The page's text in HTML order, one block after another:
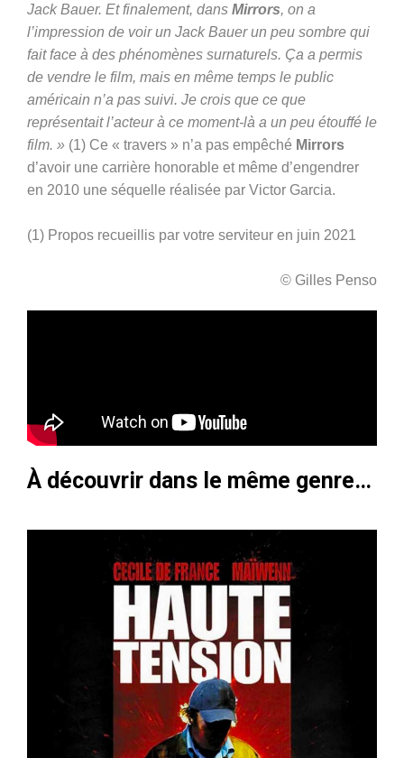
Jack Bauer. Et finalement, dans Mirrors, on a
l’impression de voir un Jack Bauer un peu sombre qui
fait face à des phénomènes surnaturels. Ça a permis
de vendre le film, mais en même temps le public
américain n’a pas suivi. Je crois que ce que
représentait l’acteur à ce moment-là a un peu étouffé le
film. » (1) Ce « travers » n’a pas empêché Mirrors
d’avoir une carrière honorable et même d’engendrer
en 2010 une séquelle réalisée par Victor Garcia.
(1) Propos recueillis par votre serviteur en juin 2021
© Gilles Penso
À découvrir dans le même genre…